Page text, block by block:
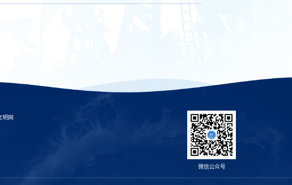
明网
微信公众号